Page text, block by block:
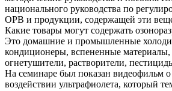
национального руководства по
ОРВ и продукции, содержащей эти
Какие товары могут содержать
Это домашние и промышленные
кондиционеры, вспененные материалы,
огнетушители, растворители,
На семинаре был показан видеофильм
воздействии ультрафиолета, который